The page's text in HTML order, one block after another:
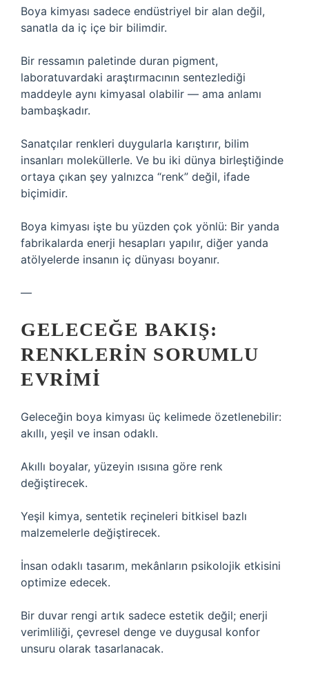
Boya kimyası sadece endüstriyel bir alan değil,
sanatla da iç içe bir bilimdir.
Bir ressamın paletinde duran pigment,
laboratuvardaki araştırmacının sentezlediği
maddeyle aynı kimyasal olabilir — ama anlamı
bambaşkadır.
Sanatçılar renkleri duygularla karıştırır, bilim
insanları moleküllerle. Ve bu iki dünya birleştiğinde
ortaya çıkan şey yalnızca “renk” değil, ifade
biçimidir.
Boya kimyası işte bu yüzden çok yönlü: Bir yanda
fabrikalarda enerji hesapları yapılır, diğer yanda
atölyelerde insanın iç dünyası boyanır.
—
GELECEĞE BAKIŞ:
RENKLERIN SORUMLU
EVRIMI
Geleceğin boya kimyası üç kelimede özetlenebilir:
akıllı, yeşil ve insan odaklı.
Akıllı boyalar, yüzeyin ısısına göre renk
değiştirecek.
Yeşil kimya, sentetik reçineleri bitkisel bazlı
malzemelerle değiştirecek.
İnsan odaklı tasarım, mekânların psikolojik etkisini
optimize edecek.
Bir duvar rengi artık sadece estetik değil; enerji
verimliliği, çevresel denge ve duygusal konfor
unsuru olarak tasarlanacak.